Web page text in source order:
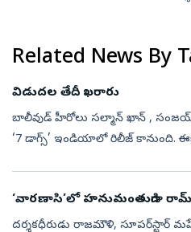
Related News By
విడుదల తేదీ ఖరారు
బాలీవుడ్‌ హీరోలు సల్మాన్ ఖాన్ ,
‘7 డాగ్స్‌’ ఇండియాలో రిలీజ్‌ కానుంది.
‘వారణాసి’లో హనుమంతుడిగా
దర్శకధీరుడు రాజమౌళి, సూపర్‌స్టార్